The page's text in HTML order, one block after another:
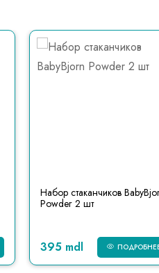
Набор стаканчиков
Powder 2 шт
395 mdl